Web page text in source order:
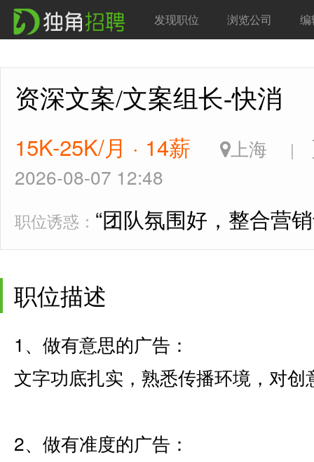
发现职位 浏览公司 编
资深文案/文案组长-快消
15K-25K/月 · 14薪 上海 |
2026-08-07 12:48
职位诱惑： “团队氛围好，整合营
职位描述
1、做有意思的广告：
文字功底扎实，熟悉传播环境，对
2、做有准度的广告：